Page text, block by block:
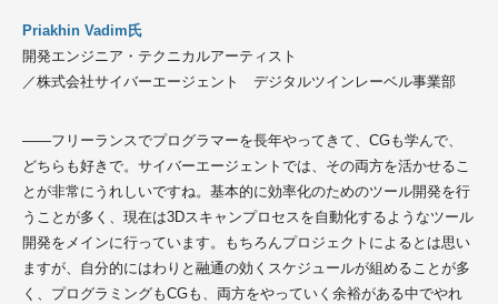
Priakhin Vadim氏
開発エンジニア・テクニカルアーティスト
／株式会社サイバーエージェント デジタルツインレーベル事業部
――フリーランスでプログラマーを長年やってきて、CGも学んで、
どちらも好きで。 サイバーエージェント では、その両方を活かせるこ
とが非常にうれしいですね。基本的に効率化のためのツール開発を行
うことが多く、現在は3Dスキャンプロセスを自動化するようなツール
開発をメインに行っています。もちろんプロジェクトによるとは思い
ますが、自分的にはわりと融通の効くスケジュールが組めることが多
く、プログラミングもCGも、両方をやっていく余裕がある中でやれ